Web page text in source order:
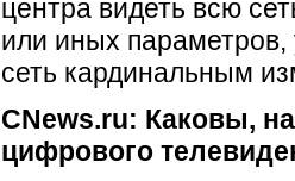
центра видеть всю
или иных параметров,
сеть кардинальным
CNews.ru: Каковы,
цифрового